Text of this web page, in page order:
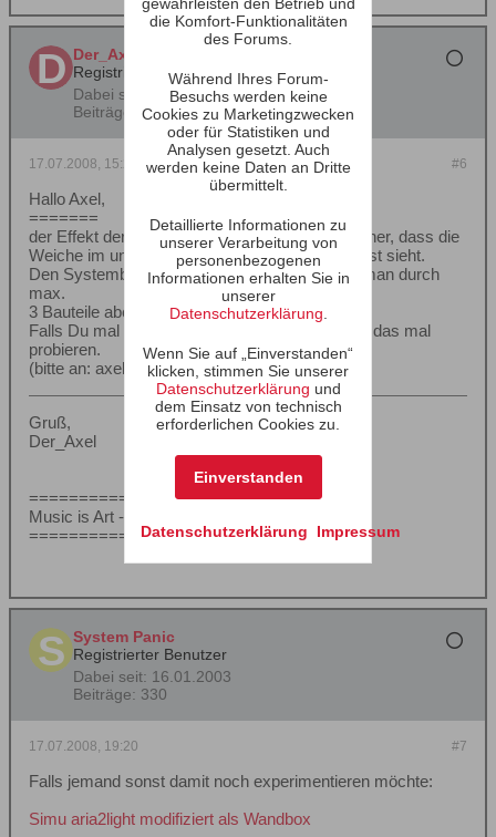
Der_Axel
Registrierter Benutzer
Dabei seit:
30.04.2003
Beiträge:
607
#6
17.07.2008, 15:29
Hallo Axel,
=======
der Effekt der besagten Überhöhung kommt daher, dass die
Weiche im unteren Bereich keine Ohm'sche Last sieht.
Den Systembedingten Impedanzanstieg kann man durch
max.
3 Bauteile aber korrigieren.
Falls Du mal die BoxSim- Datei hast könnte ich das mal
probieren.
(bitte an: axel.ridtahler /ätt/ fzk.de)
Gruß,
Der_Axel
===========================
Music is Art -- Audio is Engineering
===========================
System Panic
Registrierter Benutzer
Dabei seit: 16.01.2003
Beiträge: 330
#7
17.07.2008, 19:20
Falls jemand sonst damit noch experimentieren möchte:
Simu aria2light modifiziert als Wandbox
die Komfort-Funktionalitäten
des Forums.
Während Ihres Forum-
Besuchs werden keine
Cookies zu Marketingzwecken
oder für Statistiken und
Analysen gesetzt. Auch
werden keine Daten an Dritte
übermittelt.
Detaillierte Informationen zu
unserer Verarbeitung von
personenbezogenen
Informationen erhalten Sie in
unserer
Datenschutzerklärung
Wenn Sie auf „Einverstanden“
klicken, stimmen Sie unserer
Datenschutzerklärung und
dem Einsatz von technisch
erforderlichen Cookies zu.
Datenschutzerklärung Impressum
Einverstanden